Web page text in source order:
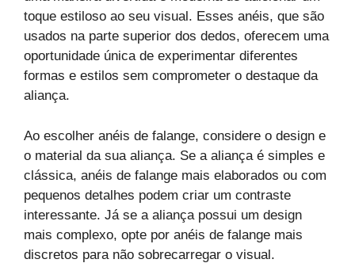
toque estiloso ao seu visual. Esses anéis, que são
usados na parte superior dos dedos, oferecem uma
oportunidade única de experimentar diferentes
formas e estilos sem comprometer o destaque da
aliança.
Ao escolher anéis de falange, considere o design e
o material da sua aliança. Se a aliança é simples e
clássica, anéis de falange mais elaborados ou com
pequenos detalhes podem criar um contraste
interessante. Já se a aliança possui um design
mais complexo, opte por anéis de falange mais
discretos para não sobrecarregar o visual.